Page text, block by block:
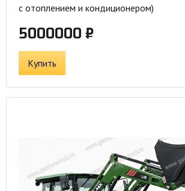
с отоплением и кондиционером)
5000000 ₽
Купить